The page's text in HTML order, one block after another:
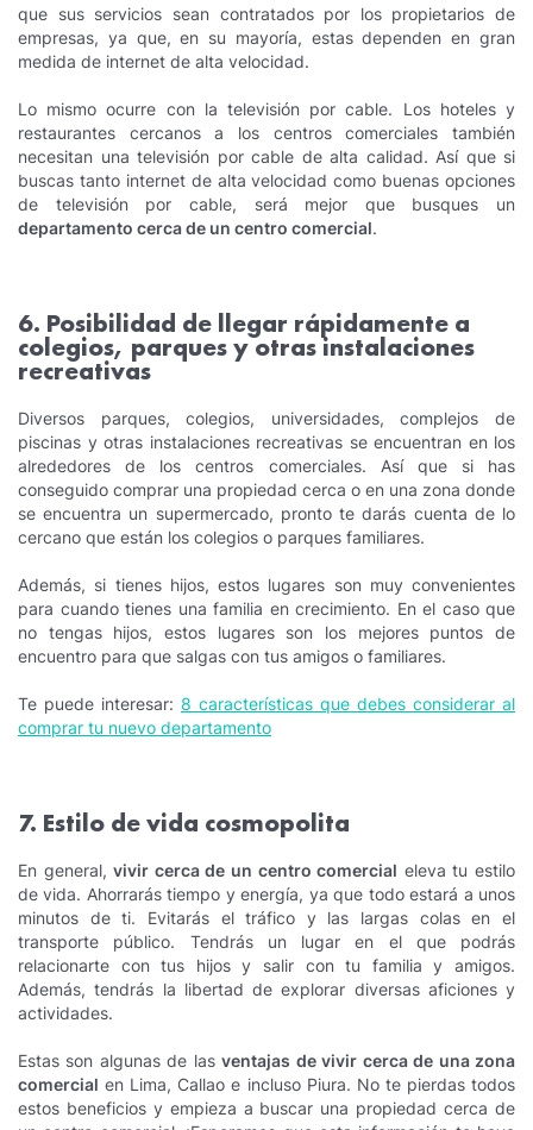
que sus servicios sean contratados por los propietarios de
empresas, ya que, en su mayoría, estas dependen en gran
medida de internet de alta velocidad.
Lo mismo ocurre con la televisión por cable. Los hoteles y
restaurantes cercanos a los centros comerciales también
necesitan una televisión por cable de alta calidad. Así que si
buscas tanto internet de alta velocidad como buenas opciones
de televisión por cable, será mejor que busques un
departamento cerca de un centro comercial.
6. Posibilidad de llegar rápidamente a
colegios, parques y otras instalaciones
recreativas
Diversos parques, colegios, universidades, complejos de
piscinas y otras instalaciones recreativas se encuentran en los
alrededores de los centros comerciales. Así que si has
conseguido comprar una propiedad cerca o en una zona donde
se encuentra un supermercado, pronto te darás cuenta de lo
cercano que están los colegios o parques familiares.
Además, si tienes hijos, estos lugares son muy convenientes
para cuando tienes una familia en crecimiento. En el caso que
no tengas hijos, estos lugares son los mejores puntos de
encuentro para que salgas con tus amigos o familiares.
Te puede interesar: 8 características que debes considerar al
comprar tu nuevo departamento
7. Estilo de vida cosmopolita
En general,vivir cerca de un centro comercial eleva tu estilo
de vida. Ahorrarás tiempo y energía, ya que todo estará a unos
minutos de ti. Evitarás el tráfico y las largas colas en el
transporte público. Tendrás un lugar en el que podrás
relacionarte con tus hijos y salir con tu familia y amigos.
Además, tendrás la libertad de explorar diversas aficiones y
actividades.
Estas son algunas de lasventajas de vivir cerca de una zona
comercial en Lima, Callao e incluso Piura. No te pierdas todos
estos beneficios y empieza a buscar una propiedad cerca de